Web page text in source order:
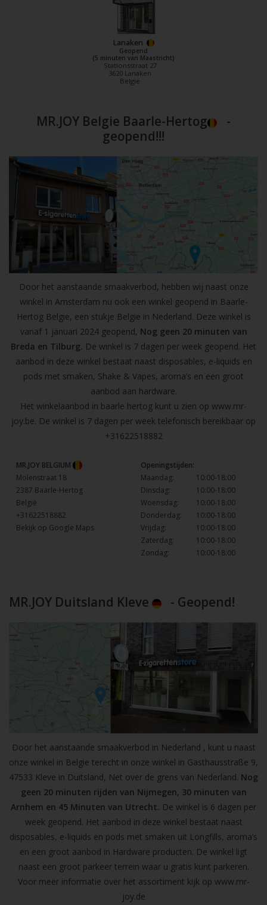
Lanaken
Geopend
(5 minuten van Maastricht)
Stationsstraat 27
3620 Lanaken
België
MR.JOY Belgie Baarle-Hertog
-
geopend!!!
Door het aanstaande smaakverbod, hebben wij naast onze
winkel in Amsterdam nu ook een winkel geopend in Baarle-
Hertog Belgie, een stukje Belgie in Nederland. Deze winkel is
vanaf 1 januari 2024 geopend, Nog geen 20 minuten van
Breda en Tilburg. De winkel is 7 dagen per week geopend. Het
aanbod in deze winkel bestaat naast disposables, e-liquids en
pods met smaken, Shake & Vapes, aroma’s en een groot
aanbod aan hardware.
Het winkelaanbod in baarle hertog kunt u zien op www.mr-
joy.be. De winkel is 7 dagen per week telefonisch bereikbaar op
+31622518882
MR.JOY BELGIUM
Molenstraat 18
2387 Baarle-Hertog
België
+31622518882
Bekijk op Google Maps
Openingstijden:
Maandag:
10:00-18:00
Dinsdag:
10:00-18:00
Woensdag:
10:00-18:00
Donderdag:
10:00-18:00
Vrijdag:
10:00-18:00
Zaterdag:
10:00-18:00
Zondag:
10:00-18:00
MR.JOY Duitsland Kleve - Geopend!
Door het aanstaande smaakverbod in Nederland , kunt u naast
onze winkel in Belgie terecht in onze winkel in Gasthausstraße 9,
47533 Kleve in Duitsland, Net over de grens van Nederland. Nog
geen 20 minuten rijden van Nijmegen, 30 minuten van
Arnhem en 45 Minuten van Utrecht. De winkel is 6 dagen per
week geopend. Het aanbod in deze winkel bestaat naast
disposables, e-liquids en pods met smaken uit Longfills, aroma’s
en een groot aanbod in Hardware producten. De winkel ligt
naast een groot parkeer terrein waar u gratis kunt parkeren.
Voor meer informatie over het assortiment kijk op www.mr-
joy.de